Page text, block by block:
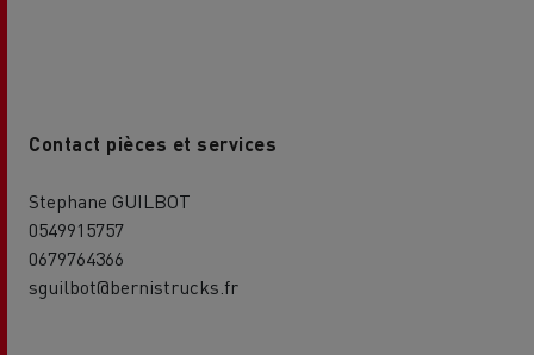
Contact pièces et services
Stephane GUILBOT
0549915757
0679764366
sguilbot@bernistrucks.fr